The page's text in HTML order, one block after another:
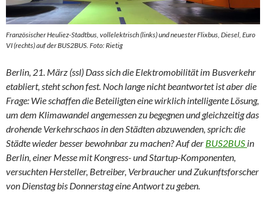
Französischer Heuliez-Stadtbus, vollelektrisch (links) und neuester Flixbus, Diesel, Euro
VI (rechts) auf der BUS2BUS. Foto: Rietig
Berlin, 21. März (ssl) Dass sich die Elektromobilität im Busverkehr
etabliert, steht schon fest. Noch lange nicht beantwortet ist aber die
Frage: Wie schaffen die Beteiligten eine wirklich intelligente Lösung,
um dem Klimawandel angemessen zu begegnen und gleichzeitig das
drohende Verkehrschaos in den Städten abzuwenden, sprich: die
Städte wieder besser bewohnbar zu machen? Auf der BUS2BUS in
Berlin, einer Messe mit Kongress- und Startup-Komponenten,
versuchten Hersteller, Betreiber, Verbraucher und Zukunftsforscher
von Dienstag bis Donnerstag eine Antwort zu geben.